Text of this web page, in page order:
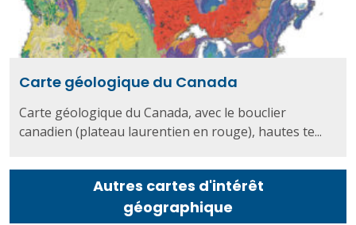
Carte géologique du Canada
Carte géologique du Canada, avec le bouclier
canadien (plateau laurentien en rouge), hautes te...
Autres cartes d'intérêt
géographique